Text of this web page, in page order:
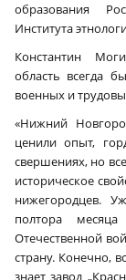
образования
Института
Константин
область всегда
военных и
«Нижний
ценили опыт,
свершениях, но
историческое
нижегородцев.
полтора
Отечественной
страну. Конечно,